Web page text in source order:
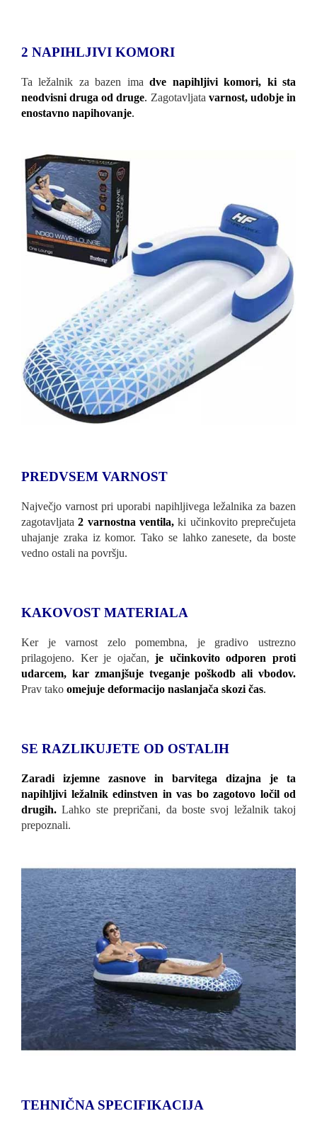
2 NAPIHLJIVI KOMORI
Ta ležalnik za bazen imadve napihljivi komori, ki sta
neodvisni druga od druge. Zagotavljata varnost, udobje in
enostavno napihovanje.
PREDVSEM VARNOST
Največjo varnost pri uporabi napihljivega ležalnika za bazen
zagotavljata2 varnostna ventila, ki učinkovito preprečujeta
uhajanje zraka iz komor. Tako se lahko zanesete, da boste
vedno ostali na površju.
KAKOVOST MATERIALA
Ker je varnost zelo pomembna, je gradivo ustrezno
prilagojeno. Ker je ojačan,je učinkovito odporen proti
udarcem, kar zmanjšuje tveganje poškodb ali vbodov.
Prav tako omejuje deformacijo naslanjača skozi čas.
SE RAZLIKUJETE OD OSTALIH
Zaradi izjemne zasnove in barvitega dizajna je ta
napihljivi ležalnik edinstven in vas bo zagotovo ločil od
drugih.Lahko ste prepričani, da boste svoj ležalnik takoj
prepoznali.
TEHNIČNA SPECIFIKACIJA